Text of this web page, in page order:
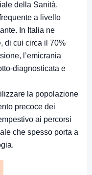
della Sanità,
a livello
In Italia ne
di cui circa il 70%
l’emicrania
diagnosticata e
la popolazione
precoce dei
ai percorsi
che spesso porta a